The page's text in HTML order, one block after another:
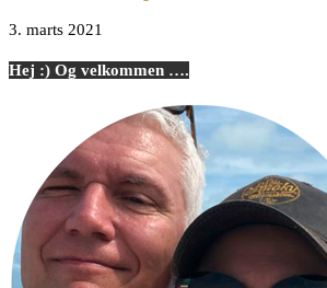
3. marts 2021
Hej :) Og velkommen ….